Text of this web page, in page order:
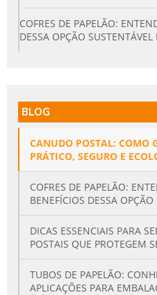
COFRES DE PAPELÃO:
DESSA OPÇÃO SUSTENTÁVEL
BLOG
CANUDO POSTAL: COMO
PRÁTICO, SEGURO E
COFRES DE PAPELÃO:
BENEFÍCIOS DESSA
DICAS ESSENCIAIS PARA
POSTAIS QUE PROTEGEM
TUBOS DE PAPELÃO:
APLICAÇÕES PARA